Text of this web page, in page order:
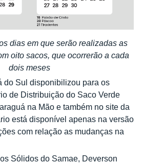
dias em que serão realizadas as
oito sacos, que ocorrerão a cada
dois meses
do Sul disponibilizou para os
de Distribuição do Saco Verde
na Mão e também no site da
está disponível apenas na versão
com relação as mudanças na
Sólidos do Samae, Deverson